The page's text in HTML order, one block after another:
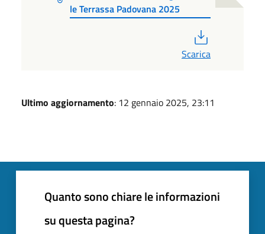
le Terrassa Padovana 2025
Scarica
Ultimo aggiornamento: 12 gennaio 2025, 23:11
Quanto sono chiare le informazioni
su questa pagina?